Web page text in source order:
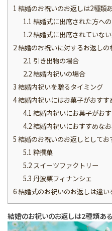
1 結婚のお祝いのお返しは2種類
1.1 結婚式に出席された方へ
1.2結婚式に出席されていな
2結婚のお祝いに対するお返しの
2.1 引き出物の場合
2.2結婚内祝いの場合
3 結婚内祝いを贈るタイミング
4結婚内祝いにはお菓子がおすす
4.1 結婚内祝いにお菓子がお
4.2結婚内祝いにおすすめな
5 結婚のお祝いのお返しとして
5.1 粋撰菓
5.2スイーツファクトリー
5.3 丹波栗フィナンシェ
6結婚式のお祝いのお返しは違い
結婚のお祝いのお返しは2種類ある